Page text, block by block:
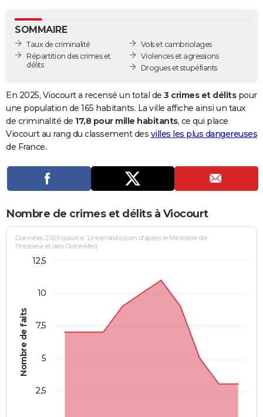
GUIDES D'ACHAT
BONS PLANS
Carte de Noël
Carte Bonne année
Carte Saint-Valentin
Carte Pâques
Carte d'anniversaire
DICTIONNAIRE
Dictionnaire
Biographies
Citations
Expressions
Proverbes
PROGRAMME TV
Se connecter
Entreprises
Service militaire
Avis de recherche
AVIS DE DÉCÈS
Bricolage
Lifestyle
Culture
Sport
Auto
Television
Voyage
Cinema
SOMMAIRE
Taux de criminalité
Répartition des crimes et
délits
Vols et cambriolages
Violences et agressions
Drogues et stupéfiants
En 2025, Viocourt a recensé un total de 3 crimes et délitspour
une population de 165 habitants. La ville affiche ainsi un taux
de criminalité de 17,8 pour mille habitants, ce qui place
Viocourt au rang du classement des villes les plus dangereuses
de France.
Nombre de crimes et délits à Viocourt
Nombre de faits
Données 2025 (source : Linternaute.com d'après le Ministère de
l'Intérieur et des Outre-Mer)
2,5
5
7,5
10
12,5